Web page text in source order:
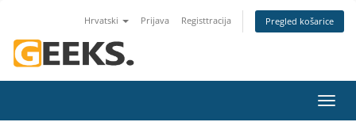
Hrvatski Prijava Registtracija Pregled košarice